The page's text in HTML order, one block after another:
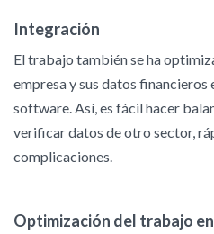
Integración
El trabajo también se ha
empresa y sus datos financieros
software. Así, es fácil hacer
verificar datos de otro sector,
complicaciones.
Optimización del trabajo